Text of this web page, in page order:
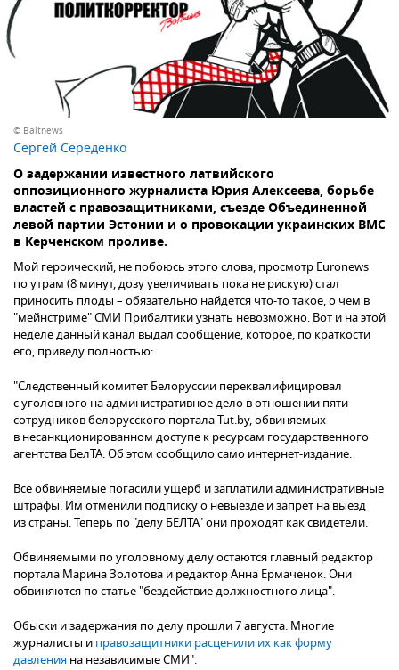
© Baltnews
Сергей Середенко
О задержании известного латвийского
оппозиционного журналиста Юрия Алексеева, борьбе
властей с правозащитниками, съезде Объединенной
левой партии Эстонии и о провокации украинских ВМС
в Керченском проливе.
Мой героический, не побоюсь этого слова, просмотр Euronews
по утрам (8 минут, дозу увеличивать пока не рискую) стал
приносить плоды – обязательно найдется что-то такое, о чем в
"мейнстриме" СМИ Прибалтики узнать невозможно. Вот и на этой
неделе данный канал выдал сообщение, которое, по краткости
его, приведу полностью:
"Следственный комитет Белоруссии переквалифицировал
с уголовного на административное дело в отношении пяти
сотрудников белорусского портала Tut.by, обвиняемых
в несанкционированном доступе к ресурсам государственного
агентства БелТА. Об этом сообщило само интернет-издание.
Все обвиняемые погасили ущерб и заплатили административные
штрафы. Им отменили подписку о невыезде и запрет на выезд
из страны. Теперь по "делу БЕЛТА" они проходят как свидетели.
Обвиняемыми по уголовному делу остаются главный редактор
портала Марина Золотова и редактор Анна Ермаченок. Они
обвиняются по статье "бездействие должностного лица".
Обыски и задержания по делу прошли 7 августа. Многие
журналисты и правозащитники расценили их как форму
давления на независимые СМИ".